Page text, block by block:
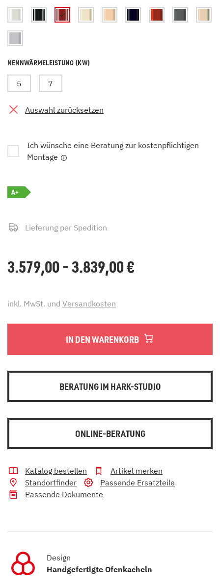
NENNWÄRMELEISTUNG (KW)
5 7
Auswahl zurücksetzen
Ich wünsche eine Beratung zur kostenpflichtigen
Montage
A+
Lieferung per Spedition
3.579,00 - 3.839,00€
inkl. MwSt. und Versandkosten
IN DEN WARENKORB
BERATUNG IM HARK-STUDIO
ONLINE-BERATUNG
Katalog bestellen
Artikel merken
Standortfinder
Passende Ersatzteile
Passende Dokumente
Design
Handgefertigte Ofenkacheln